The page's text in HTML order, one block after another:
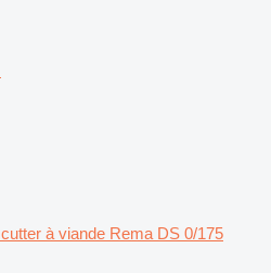
cutter à viande Rema DS 0/175